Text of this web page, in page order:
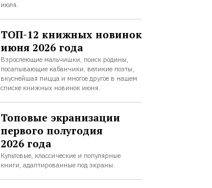
июля.
ТОП-12 книжных новинок
июня 2026 года
Взрослеющие мальчишки, поиск родины,
посапывающие кабанчики, великие поэты,
вкуснейшая пицца и многое другое в нашем
списке книжных новинок июня.
Топовые экранизации
первого полугодия
2026 года
Культовые, классические и популярные
книги, адаптированные под экраны.